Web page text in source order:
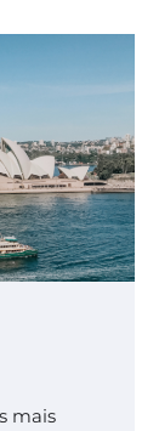
mais